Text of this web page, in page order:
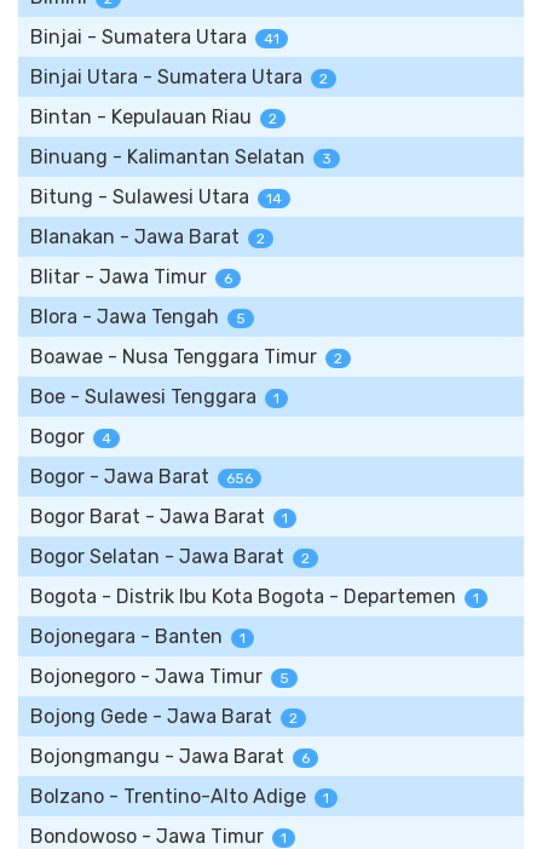
Binjai - Sumatera Utara 41
Binjai Utara - Sumatera Utara 2
Bintan - Kepulauan Riau 2
Binuang - Kalimantan Selatan 3
Bitung - Sulawesi Utara 14
Blanakan - Jawa Barat 2
Blitar - Jawa Timur 6
Blora - Jawa Tengah 5
Boawae - Nusa Tenggara Timur 2
Boe - Sulawesi Tenggara 1
Bogor 4
Bogor - Jawa Barat 656
Bogor Barat - Jawa Barat 1
Bogor Selatan - Jawa Barat 2
Bogota - Distrik Ibu Kota Bogota - Departemen 1
Bojonegara - Banten 1
Bojonegoro - Jawa Timur 5
Bojong Gede - Jawa Barat 2
Bojongmangu - Jawa Barat 6
Bolzano - Trentino-Alto Adige 1
Bondowoso - Jawa Timur 1